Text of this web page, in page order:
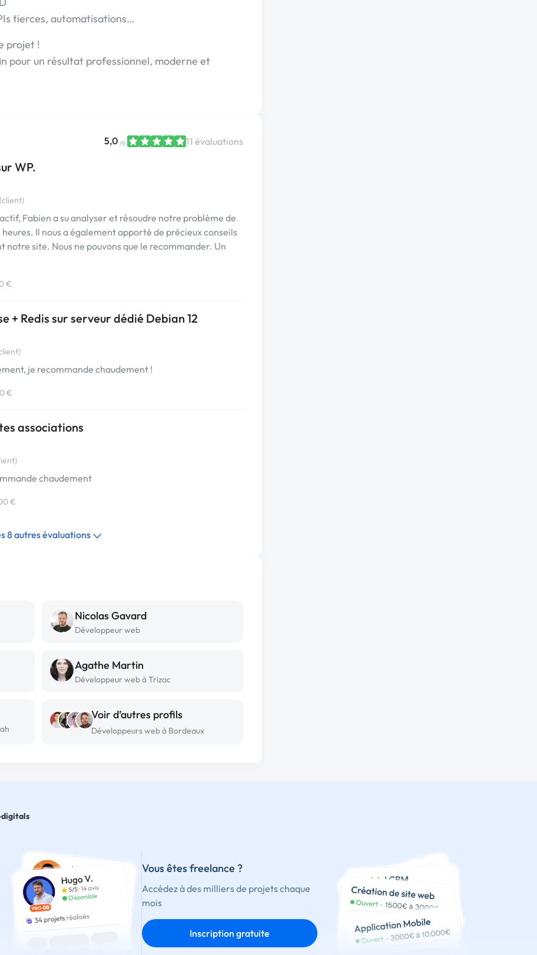
tierces, automatisations…
projet !
pour un résultat professionnel, moderne et
5,0 /5 11 évaluations
WP.
Fabien a su analyser et résoudre notre problème de
Il nous a également apporté de précieux conseils
site. Nous ne pouvons que le recommander. Un
€
Redis sur serveur dédié Debian 12
je recommande chaudement !
€
associations
chaudement
€
8 autres évaluations
Nicolas Gavard
Développeur web
Agathe Martin
Développeur web à Trizac
Voir d’autres profils
Développeurs web à Bordeaux
digitals
Vous êtes freelance ?
Accédez à des milliers de projets chaque
mois
Inscription gratuite